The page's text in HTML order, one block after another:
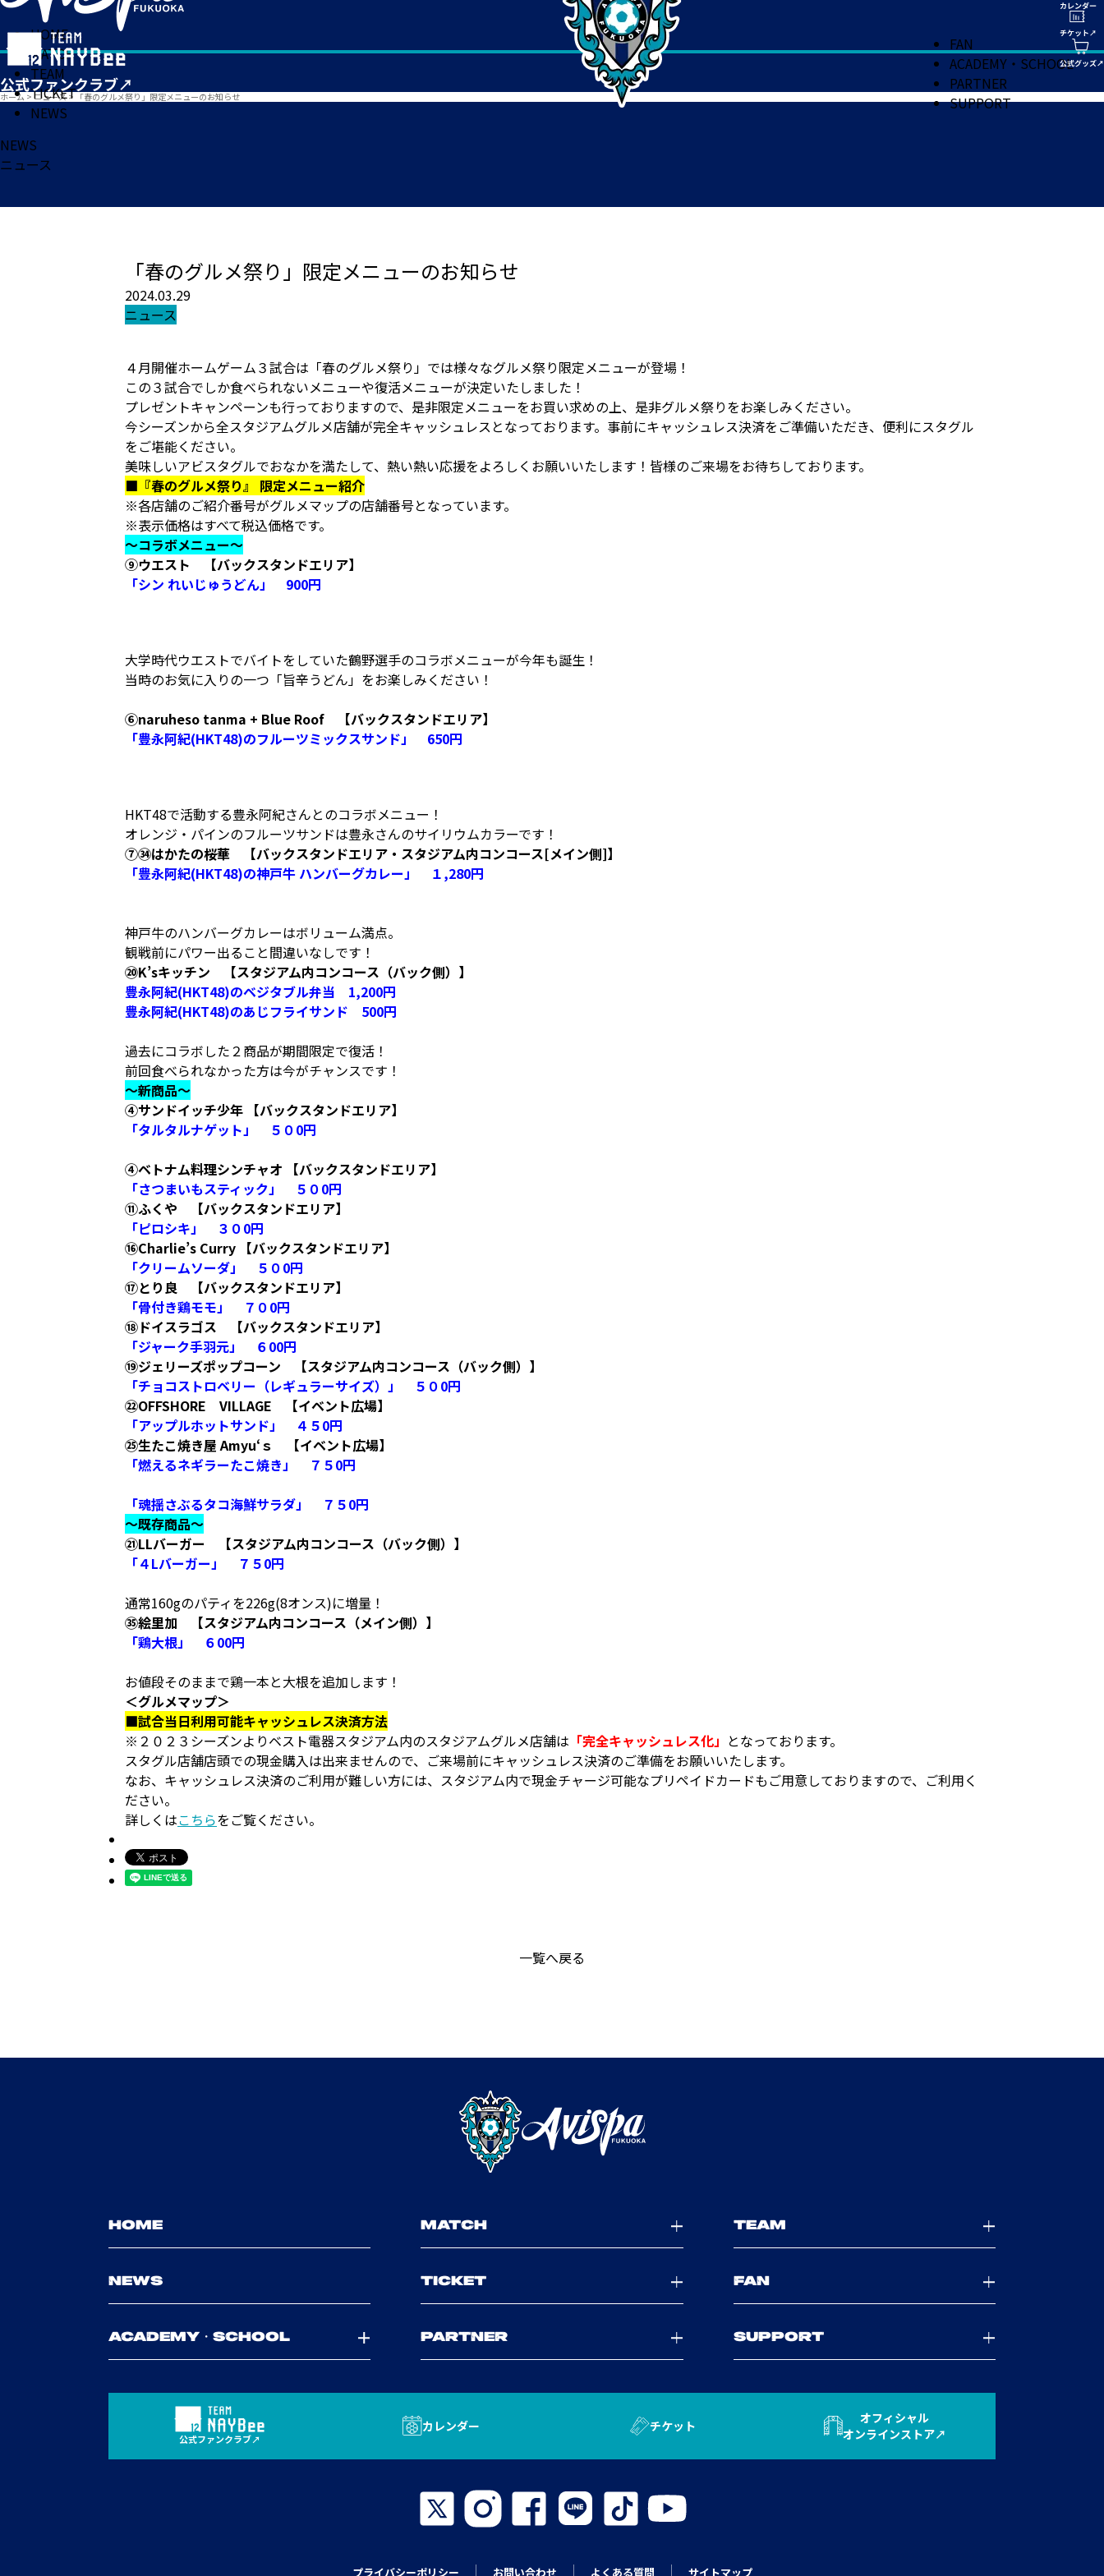
HOME
MATCH
TEAM
TICKET
NEWS
FAN
ACADEMY・SCHOOL
PARTNER
SUPPORT
ホーム > ニュース> 「春のグルメ祭り」限定メニューのお知らせ
NEWS
ニュース
「春のグルメ祭り」限定メニューのお知らせ
2024.03.29
ニュース
４月開催ホームゲーム３試合は「春のグルメ祭り」では様々なグルメ祭り限定メニューが登場！
この３試合でしか食べられないメニューや復活メニューが決定いたしました！
プレゼントキャンペーンも行っておりますので、是非限定メニューをお買い求めの上、是非グルメ祭りをお楽しみください。
今シーズンから全スタジアムグルメ店舗が完全キャッシュレスとなっております。事前にキャッシュレス決済をご準備いただき、便利にスタグル
をご堪能ください。
美味しいアビスタグルでおなかを満たして、熱い熱い応援をよろしくお願いいたします！皆様のご来場をお待ちしております。
■『春のグルメ祭り』 限定メニュー紹介
※各店舗のご紹介番号がグルメマップの店舗番号となっています。
※表示価格はすべて税込価格です。
～コラボメニュー～
⑨ウエスト 【バックスタンドエリア】
「シン れいじゅうどん」 900円
大学時代ウエストでバイトをしていた鶴野選手のコラボメニューが今年も誕生！
当時のお気に入りの一つ「旨辛うどん」をお楽しみください！
⑥naruheso tanma + Blue Roof 【バックスタンドエリア】
「豊永阿紀(HKT48)のフルーツミックスサンド」 650円
HKT48で活動する豊永阿紀さんとのコラボメニュー！
オレンジ・パインのフルーツサンドは豊永さんのサイリウムカラーです！
⑦㉞はかたの桜華 【バックスタンドエリア・スタジアム内コンコース[メイン側]】
「豊永阿紀(HKT48)の神戸牛 ハンバーグカレー」 １,280円
神戸牛のハンバーグカレーはボリューム満点。
観戦前にパワー出ること間違いなしです！
⑳K’sキッチン 【スタジアム内コンコース（バック側）】
豊永阿紀(HKT48)のベジタブル弁当 1,200円
豊永阿紀(HKT48)のあじフライサンド 500円
過去にコラボした２商品が期間限定で復活！
前回食べられなかった方は今がチャンスです！
～新商品～
④サンドイッチ少年 【バックスタンドエリア】
「タルタルナゲット」 ５０0円
④ベトナム料理シンチャオ 【バックスタンドエリア】
「さつまいもスティック」 ５０0円
⑪ふくや 【バックスタンドエリア】
「ピロシキ」 ３０0円
⑯Charlie’s Curry 【バックスタンドエリア】
「クリームソーダ」 ５０0円
⑰とり良 【バックスタンドエリア】
「骨付き鶏モモ」 ７０0円
⑱ドイスラゴス 【バックスタンドエリア】
「ジャーク手羽元」 ６00円
⑲ジェリーズポップコーン 【スタジアム内コンコース（バック側）】
「チョコストロベリー（レギュラーサイズ）」 ５０0円
㉒OFFSHORE VILLAGE 【イベント広場】
「アップルホットサンド」 ４５0円
㉕生たこ焼き屋 Amyu‘ｓ 【イベント広場】
「燃えるネギラーたこ焼き」 ７５0円
「魂揺さぶるタコ海鮮サラダ」 ７５0円
～既存商品～
㉑LLバーガー 【スタジアム内コンコース（バック側）】
「４Lバーガー」 ７５0円
通常160gのパティを226g(8オンス)に増量！
㉟絵里加 【スタジアム内コンコース（メイン側）】
「鶏大根」 ６00円
お値段そのままで鶏一本と大根を追加します！
＜グルメマップ＞
■試合当日利用可能キャッシュレス決済方法
※２０２３シーズンよりベスト電器スタジアム内のスタジアムグルメ店舗は 「完全キャッシュレス化」 となっております。
スタグル店舗店頭での現金購入は出来ませんので、ご来場前にキャッシュレス決済のご準備をお願いいたします。
なお、キャッシュレス決済のご利用が難しい方には、スタジアム内で現金チャージ可能なプリペイドカードもご用意しておりますので、ご利用く
ださい。
詳しくはこちらをご覧ください。
一覧へ戻る
HOME MATCH TEAM
NEWS TICKET FAN
ACADEMY・SCHOOL PARTNER SUPPORT
公式ファンクラブ
カレンダー チケット
オフィシャル
オンラインストア
プライバシーポリシー お問い合わせ よくある質問 サイトマップ